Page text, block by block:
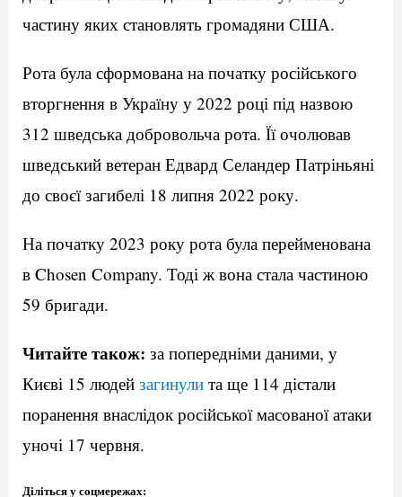
частину яких становлять громадяни США.
Рота була сформована на початку російського
вторгнення в Україну у 2022 році під назвою
312 шведська добровольча рота. Її очолював
шведський ветеран Едвард Селандер Патріньяні
до своєї загибелі 18 липня 2022 року.
На початку 2023 року рота була перейменована
в Chosen Company. Тоді ж вона стала частиною
59 бригади.
Читайте також: за попередніми даними, у
Києві 15 людей загинули та ще 114 дістали
поранення внаслідок російської масованої атаки
уночі 17 червня.
Діліться у соцмережах: